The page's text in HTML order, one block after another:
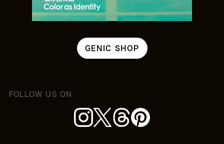
GENIC SHOP
FOLLOW US ON